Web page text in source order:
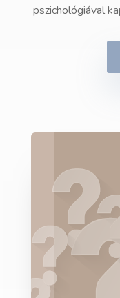
pszichológiával